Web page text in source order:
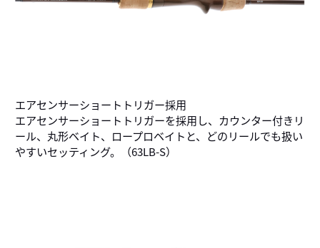
エアセンサーショートトリガー採用
エアセンサーショートトリガーを採用し、カウンター付きリ
ール、丸形ベイト、ロープロベイトと、どのリールでも扱い
やすいセッティング。（63LB-S）